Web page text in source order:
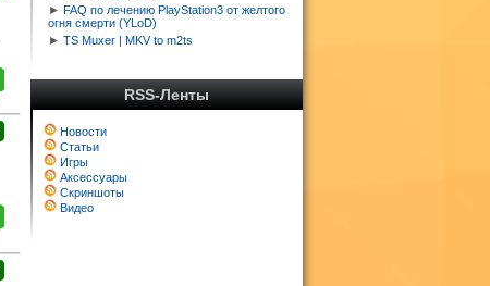
► FAQ по лечению PlayStation3 от желтого
огня смерти (YLoD)
► TS Muxer | MKV to m2ts
RSS-Ленты
Новости
Статьи
Игры
Аксессуары
Скриншоты
Видео